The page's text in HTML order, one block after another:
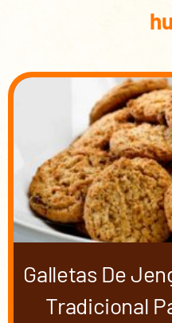
Galletas De
Tradicional